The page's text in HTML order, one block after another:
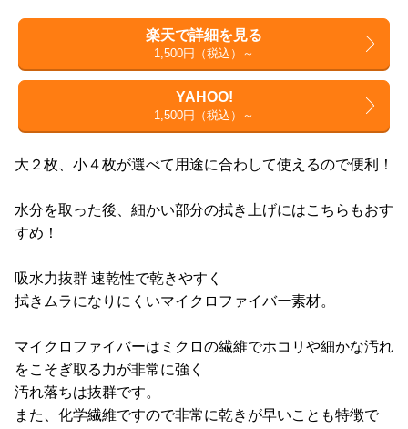
楽天で詳細を見る
1,500円（税込）～
YAHOO!
1,500円（税込）～
大２枚、小４枚が選べて用途に合わして使えるので便利！
水分を取った後、細かい部分の拭き上げにはこちらもおす
すめ！
吸水力抜群 速乾性で乾きやすく
拭きムラになりにくいマイクロファイバー素材。
マイクロファイバーはミクロの繊維でホコリや細かな汚れ
をこそぎ取る力が非常に強く
汚れ落ちは抜群です。
また、化学繊維ですので非常に乾きが早いことも特徴で